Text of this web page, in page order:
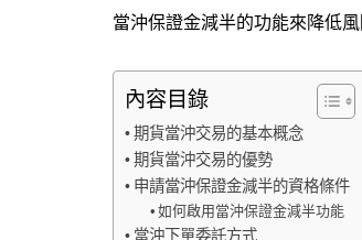
當沖保證金減半的功能來降低
內容目錄
期貨當沖交易的基本概念
期貨當沖交易的優勢
申請當沖保證金減半的資格條件
如何啟用當沖保證金減半功能
當沖下單委託方式